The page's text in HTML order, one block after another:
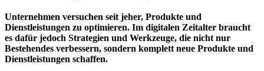
Unternehmen versuchen seit jeher, Produkte und
Dienstleistungen zu optimieren. Im digitalen Zeitalter braucht
es dafür jedoch Strategien und Werkzeuge, die nicht nur
Bestehendes verbessern, sondern komplett neue Produkte und
Dienstleistungen schaffen.